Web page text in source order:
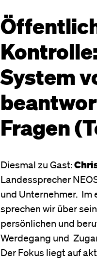
System
Fragen
Diesmal zu Gast:
Landessprecher
und Unternehmer. Im
sprechen wir über
persönlichen und
Werdegang und
Der Fokus liegt auf